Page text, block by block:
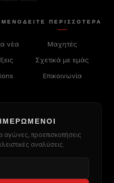
νέα
ΔΕΊΤΕ ΠΕΡΙΣΣΟΤΕΡΑ
Μαχητές
Σχετικά με εμάς
Επικοινωνία
αγώνες, προεπισκοπήσεις
αναλύσεις.